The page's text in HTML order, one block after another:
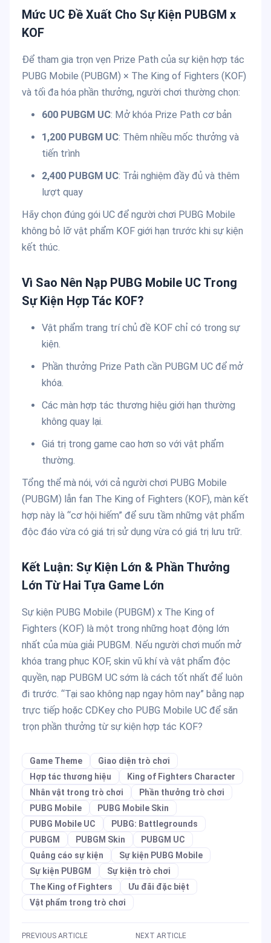
Mức UC Đề Xuất Cho Sự Kiện PUBGM x
KOF
Để tham gia trọn vẹn Prize Path của sự kiện hợp tác
PUBG Mobile (PUBGM) × The King of Fighters (KOF)
và tối đa hóa phần thưởng, người chơi thường chọn:
600 PUBGM UC: Mở khóa Prize Path cơ bản
1,200 PUBGM UC: Thêm nhiều mốc thưởng và
tiến trình
2,400 PUBGM UC: Trải nghiệm đầy đủ và thêm
lượt quay
Hãy chọn đúng gói UC để người chơi PUBG Mobile
không bỏ lỡ vật phẩm KOF giới hạn trước khi sự kiện
kết thúc.
Vì Sao Nên Nạp PUBG Mobile UC Trong
Sự Kiện Hợp Tác KOF?
Vật phẩm trang trí chủ đề KOF chỉ có trong sự
kiện.
Phần thưởng Prize Path cần PUBGM UC để mở
khóa.
Các màn hợp tác thương hiệu giới hạn thường
không quay lại.
Giá trị trong game cao hơn so với vật phẩm
thường.
Tổng thể mà nói, với cả người chơi PUBG Mobile
(PUBGM) lẫn fan The King of Fighters (KOF), màn kết
hợp này là “cơ hội hiếm” để sưu tầm những vật phẩm
độc đáo vừa có giá trị sử dụng vừa có giá trị lưu trữ.
Kết Luận: Sự Kiện Lớn & Phần Thưởng
Lớn Từ Hai Tựa Game Lớn
Sự kiện PUBG Mobile (PUBGM) x The King of
Fighters (KOF) là một trong những hoạt động lớn
nhất của mùa giải PUBGM. Nếu người chơi muốn mở
khóa trang phục KOF, skin vũ khí và vật phẩm độc
quyền, nạp PUBGM UC sớm là cách tốt nhất để luôn
đi trước. “Tại sao không nạp ngay hôm nay” bằng nạp
trực tiếp hoặc CDKey cho PUBG Mobile UC để săn
trọn phần thưởng từ sự kiện hợp tác KOF?
Game Theme
Giao diện trò chơi
Hợp tác thương hiệu
King of Fighters Character
Nhân vật trong trò chơi
Phần thưởng trò chơi
PUBG Mobile
PUBG Mobile Skin
PUBG Mobile UC
PUBG: Battlegrounds
PUBGM
PUBGM Skin
PUBGM UC
Quảng cáo sự kiện
Sự kiện PUBG Mobile
Sự kiện PUBGM
Sự kiện trò chơi
The King of Fighters
Ưu đãi đặc biệt
Vật phẩm trong trò chơi
PREVIOUS ARTICLE NEXT ARTICLE